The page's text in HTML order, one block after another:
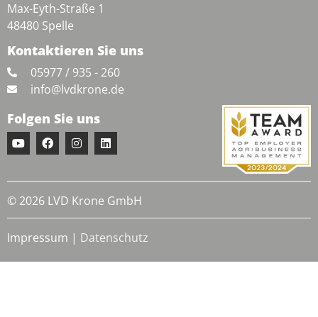
Max-Eyth-Straße 1
48480 Spelle
Kontaktieren Sie uns
05977 / 935 - 260
info@lvdkrone.de
Folgen Sie uns
© 2026 LVD Krone GmbH
Impressum | Datenschutz